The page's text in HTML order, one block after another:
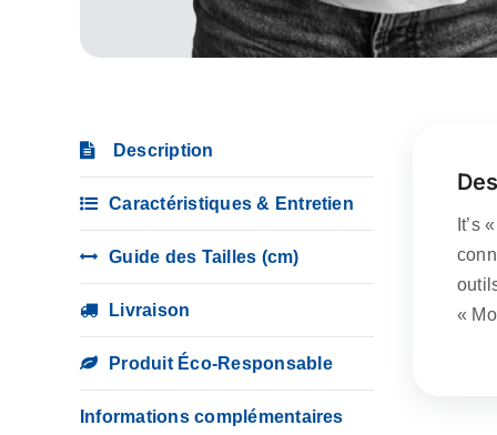
Description
Caractéristiques & Entretien
Guide des Tailles (cm)
Livraison
Produit Éco-Responsable
Informations complémentaires
It’s
«